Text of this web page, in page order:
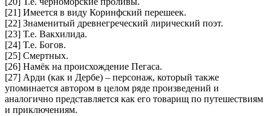
[21] Имеется в виду Коринфский перешеек.
[22] Знаменитый древнегреческий лирический поэт.
[23] Т.е. Вакхилида.
[24] Т.е. Богов.
[25] Смертных.
[26] Намёк на происхождение Пегаса.
[27] Арди (как и Дербе) – персонаж, который также
упоминается автором в целом ряде произведений и
аналогично представляется как его товарищ по путешествиям
и приключениям.